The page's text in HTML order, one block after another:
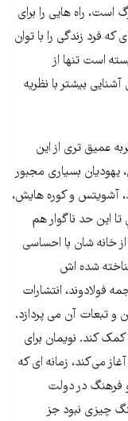
راه هایى را براى
که فرد زندگى را با توان
است تنها از
بیشتر با نظریه
عمیق ترى از این
یهودیان بسیارى مجبور
آشویتس و کوره هایش،
این حد ناگوار هم
خانه شان با احساسى
شده اش
فولادوند، انتشارات
و تبعات آن مى پردازد.
کند. نویمان براى
می‌کند، زمانه اى که
در دولت
چیزى نبود جز